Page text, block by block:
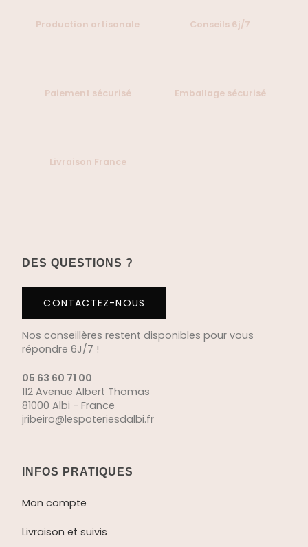
Production artisanale Conseils 6j/7
Paiement sécurisé Emballage sécurisé
Livraison France
DES QUESTIONS ?
CONTACTEZ-NOUS
Nos conseillères restent disponibles pour vous
répondre 6J/7 !
05 63 60 71 00
112 Avenue Albert Thomas
81000 Albi - France
jribeiro@lespoteriesdalbi.fr
INFOS PRATIQUES
Mon compte
Livraison et suivis